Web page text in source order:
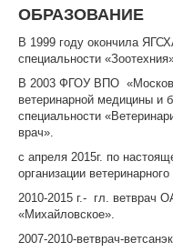
ЦЕНТР КОМПЕТЕНЦИЙ
ОБРАЗОВАНИЕ
РАБОТА В
ЦКП АГРОТЕХНОЛОГИИ
НАЦИОНАЛЬНЫЕ
МАСТЕР-КЛАССЫ
ОБРАЗОВАНИЕ
В 1999 году окончила
специальности
В 2003 ФГОУ ВПО
ветеринарной медицины и
специальности
врач».
с апреля 2015г. по
организации
2010-2015 г.- гл.
«Михайловское».
2007-2010-ветврач-